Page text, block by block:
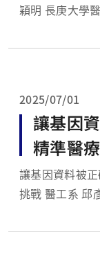
穎明 長庚大學醫學系 M114 畢業茶會於全校畢業典禮
幕。楊副校長
2025/07/01
讓基因
精準醫
讓基因資料被
挑戰 醫工系 邱彥榕助理教授 現行精準醫療的研究上，
型、免疫反應